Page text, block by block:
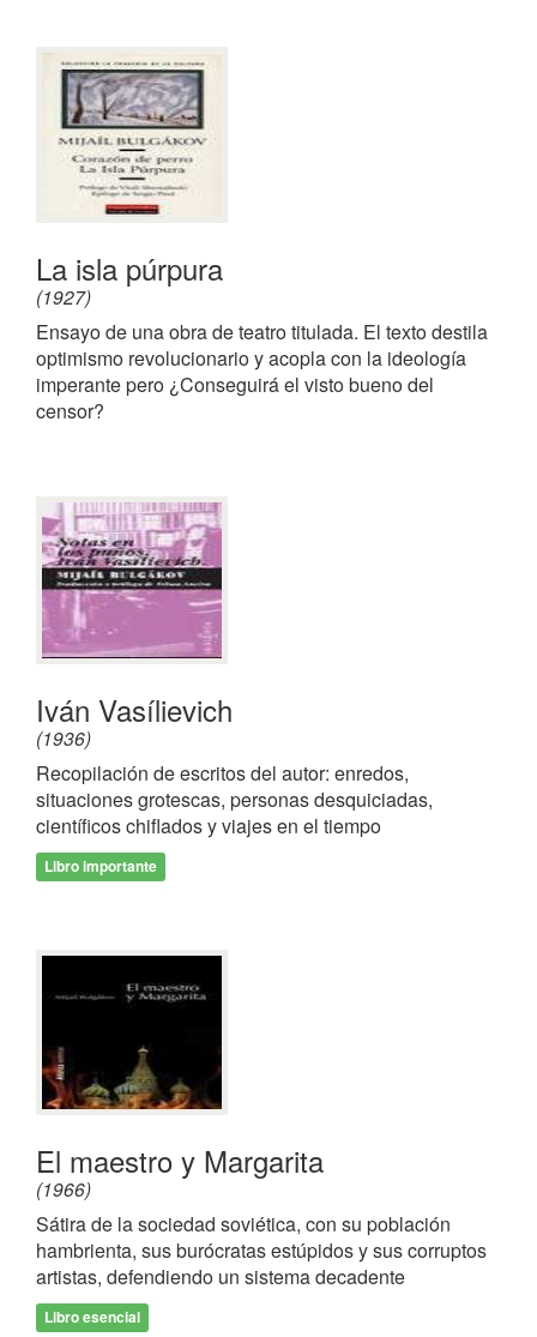
La isla púrpura
(1927)
Ensayo de una obra de teatro titulada. El texto destila
optimismo revolucionario y acopla con la ideología
imperante pero ¿Conseguirá el visto bueno del
censor?
Iván Vasílievich
(1936)
Recopilación de escritos del autor: enredos,
situaciones grotescas, personas desquiciadas,
científicos chiflados y viajes en el tiempo
Libro importante
El maestro y Margarita
(1966)
Sátira de la sociedad soviética, con su población
hambrienta, sus burócratas estúpidos y sus corruptos
artistas, defendiendo un sistema decadente
Libro esencial